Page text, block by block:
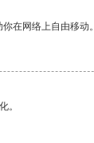
在网络上自由移动。
。